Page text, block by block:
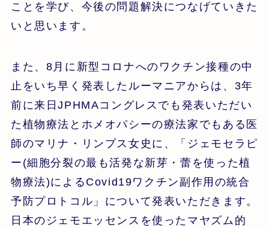
ことを学び、今後の問題解決につなげていきた
いと思います。
また、8月に新型コロナへのワクチン接種の中
止をいち早く発表したルーマニアからは、3年
前に来日JPHMAコングレスでも発表いただい
た植物療法とホメオパシーの療法家でもある医
師のマリナ・リンプス女史に、「ジェモセラピ
ー(細胞分裂の最も活発な新芽・蕾を使った植
物療法)によるCovid19ワクチン副作用の統合
予防プロトコル」について発表いただきます。
日本のジェモエッセンスを使ったマヤズム的